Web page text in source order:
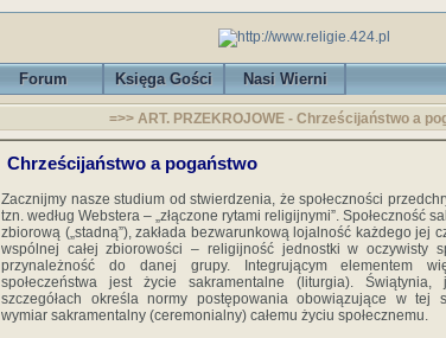
Forum Księga Gości Nasi Wierni
=>> ART. PRZEKROJOWE - Chrześcijaństwo a
Chrześcijaństwo a pogaństwo
Zacznijmy nasze studium od stwierdzenia, że społeczności
tzn. według Webstera – „złączone rytami religijnymi”. Społeczność
zbiorową („stadną”), zakłada bezwarunkową lojalność każdego jej
wspólnej całej zbiorowości – religijność jednostki w oczywisty
przynależność do danej grupy. Integrującym elementem
społeczeństwa jest życie sakramentalne (liturgia).
szczegółach określa normy postępowania obowiązujące w tej
wymiar sakramentalny (ceremonialny) całemu życiu społecznemu.